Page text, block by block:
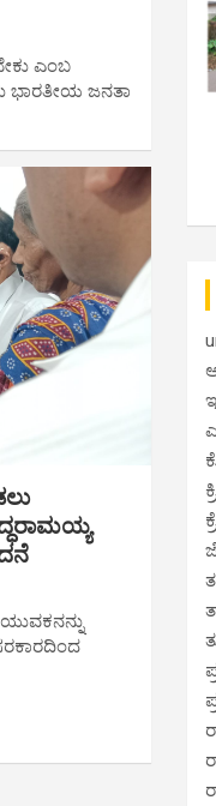
ಎಂಬ
ಭಾರತೀಯ ಜನತಾ